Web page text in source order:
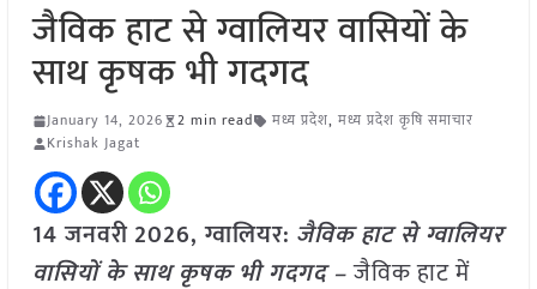
जैविक हाट से ग्वालियर वासियों के
साथ कृषक भी गदगद
January 14, 2026 2 min read मध्य प्रदेश, मध्य प्रदेश कृषि समाचार
Krishak Jagat
14 जनवरी2026,ग्वालियर: जैविक हाट से ग्वालियर
वासियों के साथ कृषक भी गदगद –जैविक हाट में